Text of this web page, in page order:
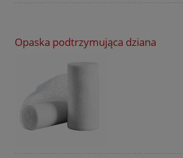
Opaska podtrzymująca dziana